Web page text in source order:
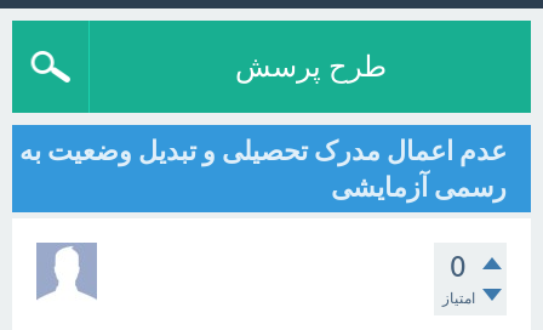
طرح پرسش
عدم اعمال مدرک تحصیلی و تبدیل وضعیت به
رسمی آزمایشی
0
امتیاز